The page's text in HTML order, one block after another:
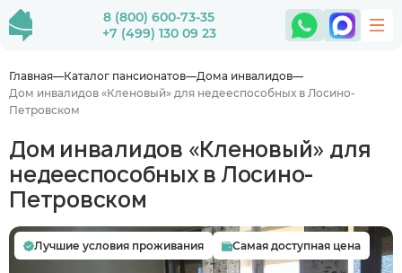
8 (800) 600-73-35
+7 (499) 130 09 23
Главная Каталог пансионатов
Дома инвалидов
Дом инвалидов «Кленовый» для недееспособных в Лосино-
Петровском
Дом инвалидов «Кленовый» для
недееспособных в Лосино-
Петровском
Лучшие условия проживания Самая доступная цена